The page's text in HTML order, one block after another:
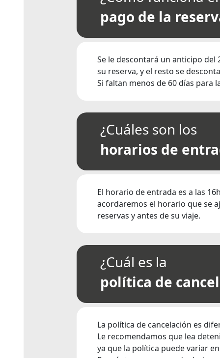
pago de la
Se le descontará un anticipo
su reserva, y el resto se
Si faltan menos de 60 días para
¿Cuáles son los
horarios de
El horario de entrada es a las
acordaremos el horario que se
reservas y antes de su viaje.
¿Cuál es la
política de
La política de cancelación es
Le recomendamos que lea
ya que la política puede variar